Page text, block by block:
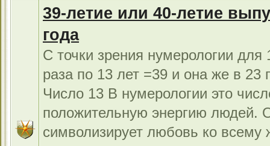
39-летие или 40-летие
года
С точки зрения нумерологии для
раза по 13 лет =39 и она же в 23
Число 13 В нумерологии это
положительную энергию людей.
символизирует любовь ко всему